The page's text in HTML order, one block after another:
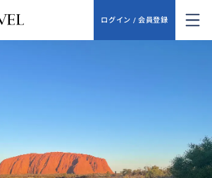
ログイン / 会員登録